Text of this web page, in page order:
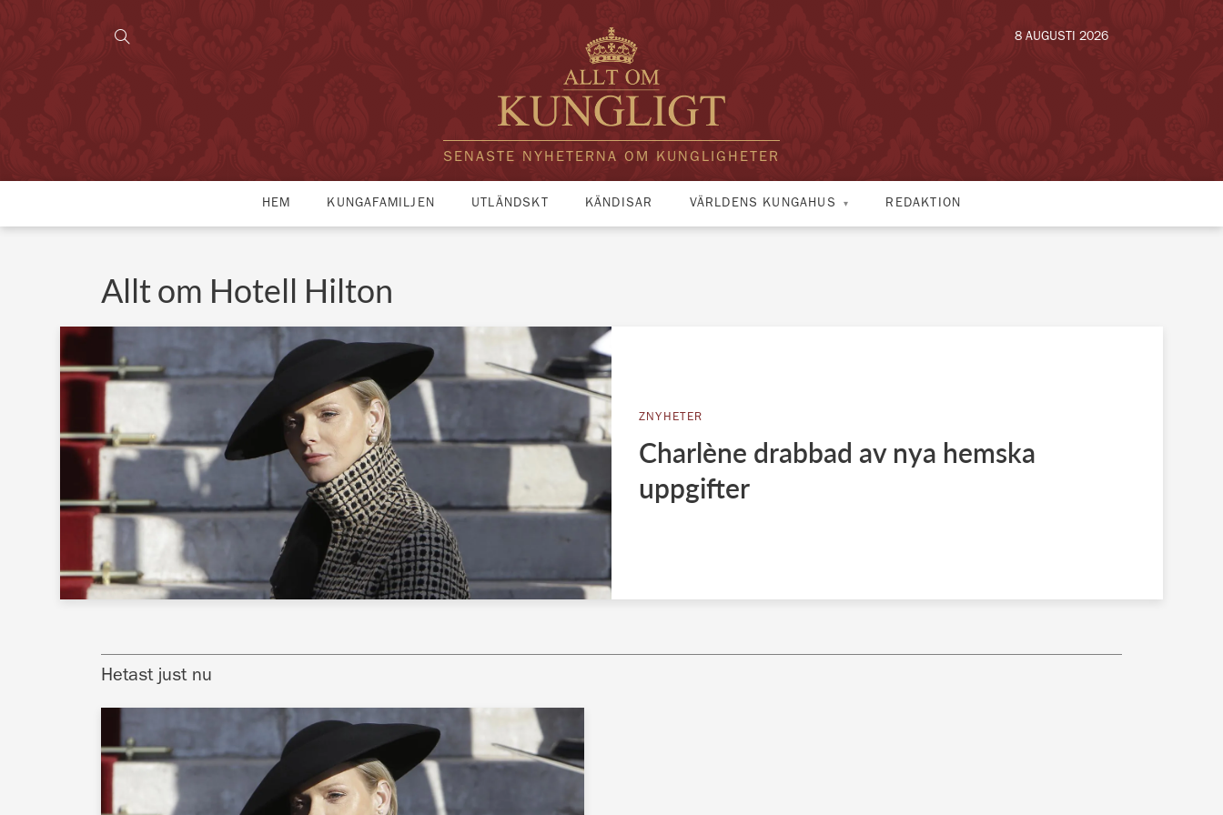
SENASTE NYHETERNA OM KUNGLIGHETER
8 AUGUSTI 2026
HEM KUNGAFAMILJEN UTLÄNDSKT KÄNDISAR VÄRLDENS KUNGAHUS REDAKTION
Allt om Hotell Hilton
ZNYHETER
Charlène drabbad av nya hemska
uppgifter
Hetast just nu